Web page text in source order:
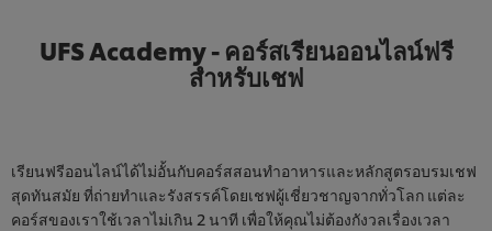
UFS Academy - คอร์สเรียนออนไลน์ฟรี
สำหรับเชฟ
เรียนฟรีออนไลน์ได้ไม่อั้นกับคอร์สสอนทำอาหารและหลักสูตรอบรมเชฟ
สุดทันสมัย ที่ถ่ายทำและรังสรรค์โดยเชฟผู้เชี่ยวชาญจากทั่วโลก แต่ละ
คอร์สของเราใช้เวลาไม่เกิน 2 นาที เพื่อให้คุณไม่ต้องกังวลเรื่องเวลา